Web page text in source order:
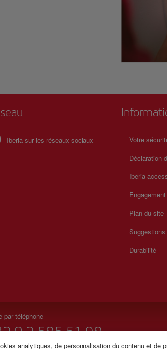
Iberia sur les réseaux sociaux
Votre
Déclaration
Iberia
Plan du site
Durabilité
par téléphone
0 2 585 51 98
au dimanche de 09h00 à 20h00 (français). Du lundi
analytiques, de personnalisation du contenu et de